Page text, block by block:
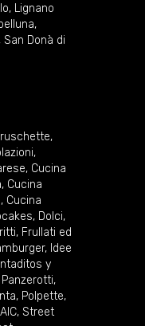
, Lignano
,
, San Donà di
,
,
, Cucina
, Cucina
, Cucina
, Dolci,
, Frullati ed
, Idee
y
Panzerotti,
, Polpette,
, Street